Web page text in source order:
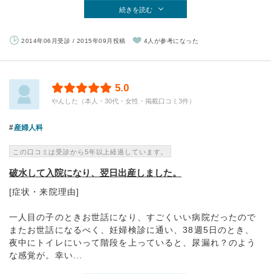
続きを読む
2014年06月受診 / 2015年09月投稿 4人が参考になった
5.0
やんした（本人・30代・女性・掲載口コミ3件）
産婦人科
この口コミは受診から5年以上経過しています。
破水して入院になり、翌日出産しました。
[症状・来院理由]
一人目の子のときお世話になり、すごくいい病院だったので
またお世話になるべく、妊婦検診に通い、38週5日のとき、
夜中にトイレにいって階段を上っていると、尿漏れ？のよう
な感覚が。幸い...